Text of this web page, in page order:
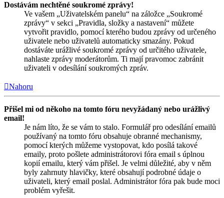
Dostávám nechtěné soukromé zprávy!
Ve vašem „Uživatelském panelu“ na záložce „Soukromé
zprávy“ v sekci „Pravidla, složky a nastavení“ můžete
vytvořit pravidlo, pomocí kterého budou zprávy od určeného
uživatele nebo uživatelů automaticky smazány. Pokud
dostáváte urážlivé soukromé zprávy od určitého uživatele,
nahlaste zprávy moderátorům. Ti mají pravomoc zabránit
uživateli v odesílání soukromých zpráv.
Nahoru
Přišel mi od někoho na tomto fóru nevyžádaný nebo urážlivý
email!
Je nám líto, že se vám to stalo. Formulář pro odesílání emailů
používaný na tomto fóru obsahuje obranné mechanismy,
pomocí kterých můžeme vystopovat, kdo posílá takové
emaily, proto pošlete administrátorovi fóra email s úplnou
kopií emailu, který vám přišel. Je velmi důležité, aby v něm
byly zahrnuty hlavičky, které obsahují podrobné údaje o
uživateli, který email poslal. Administrátor fóra pak bude moci
problém vyřešit.